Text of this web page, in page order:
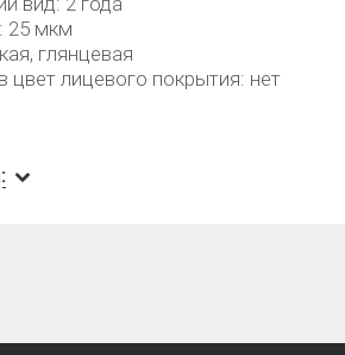
25 мкм
глянцевая
цвет лицевого покрытия: нет